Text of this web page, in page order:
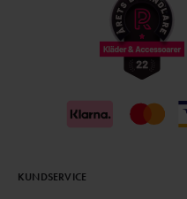
KUNDSERVICE